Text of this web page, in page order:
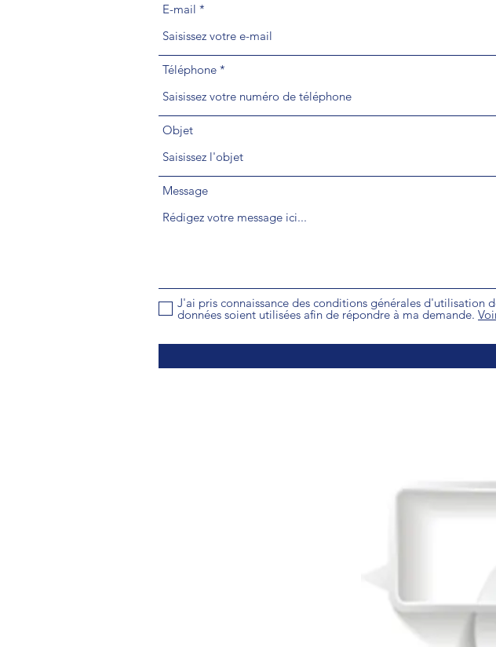
E-mail
Téléphone
Objet
Message
J'ai pris connaissance des conditions générales d'utilisation
données soient utilisées afin de répondre à ma demande.